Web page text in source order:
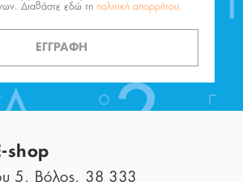
ΕΓΓΡΑΦΗ
Διαβάστε εδώ τη πολιτική απορρήτου.
shop
5, Βόλος, 38 333